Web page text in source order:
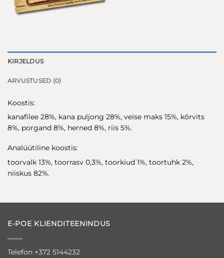
KIRJELDUS
ARVUSTUSED (0)
Koostis:
kanafilee 28%, kana puljong 28%, veise maks 15%, kõrvits
8%, porgand 8%, herned 8%, riis 5%.
Analüütiline koostis:
toorvalk 13%, toorrasv 0,3%, toorkiud 1%, toortuhk 2%,
niiskus 82%.
E-POE KLIENDITEENINDUS
Telefon +372 5144232